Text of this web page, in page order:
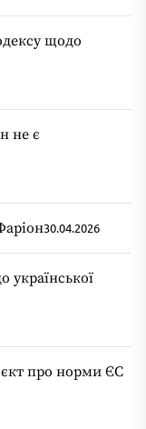
щодо
не є
30.04.2026
української
про норми ЄС